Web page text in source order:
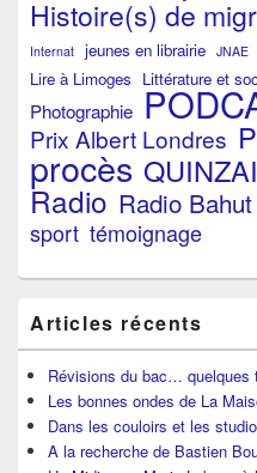
Histoire(s) de
Internat jeunes en librairie JNAE
Lire à Limoges Littérature et
Photographie
Prix Albert Londres
procès
Radio Radio Bahut
sport témoignage
Articles récents
Révisions du bac… quelques
Les bonnes ondes de La
Dans les couloirs et les
A la recherche de Bastien